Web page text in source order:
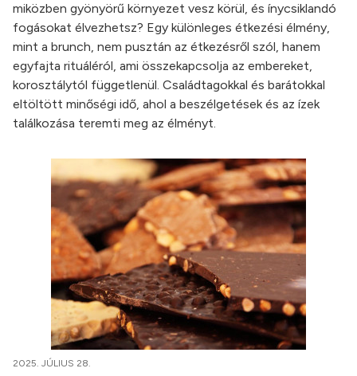
miközben gyönyörű környezet vesz körül, és ínycsiklandó
fogásokat élvezhetsz? Egy különleges étkezési élmény,
mint a brunch, nem pusztán az étkezésről szól, hanem
egyfajta rituáléról, ami összekapcsolja az embereket,
korosztálytól függetlenül. Családtagokkal és barátokkal
eltöltött minőségi idő, ahol a beszélgetések és az ízek
találkozása teremti meg az élményt.
2025. JÚLIUS 28.